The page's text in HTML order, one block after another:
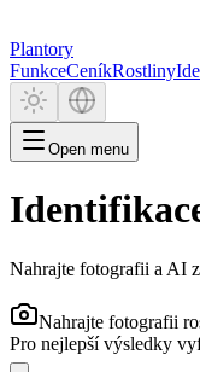
Plantory
FunkceCeníkRostliny
Open menu
Nahrajte fotografii a AI
Nahrajte fotografii
Pro nejlepší výsledky